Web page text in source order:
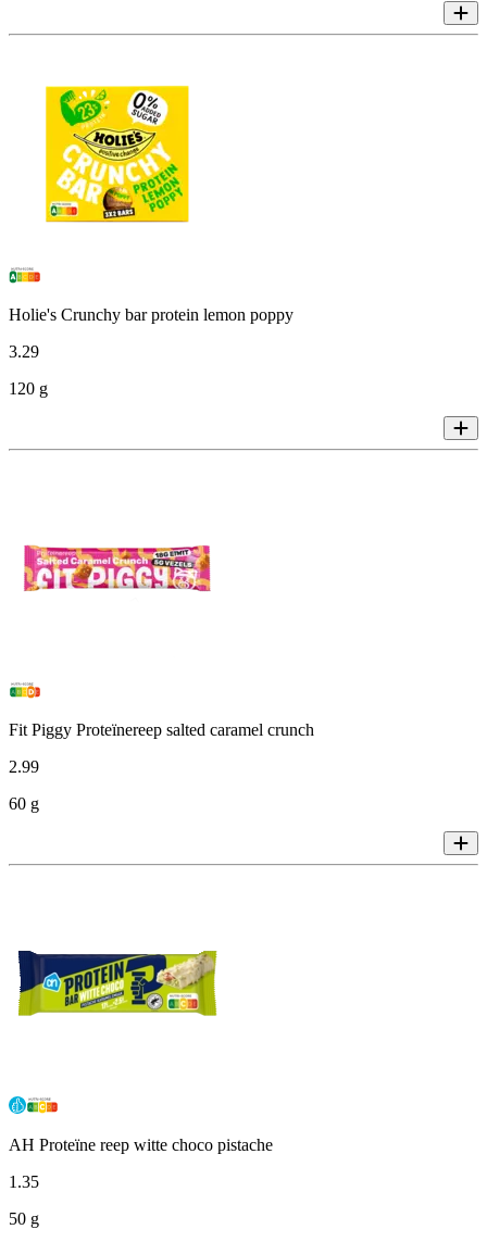
Holie's Crunchy bar protein lemon poppy
3.29
120 g
Fit Piggy Proteïnereep salted caramel crunch
2.99
60 g
AH Proteïne reep witte choco pistache
1.35
50 g